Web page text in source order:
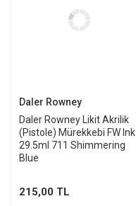
Daler Rowney
Daler Rowney Likit Akrilik
(Pistole) Mürekkebi FW Ink
29.5ml 711 Shimmering
Blue
215,00 TL